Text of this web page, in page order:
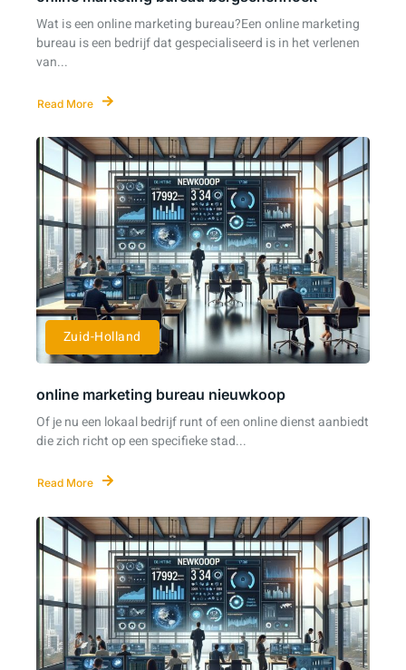
Wat is een online marketing bureau?Een online marketing
bureau is een bedrijf dat gespecialiseerd is in het verlenen
van...
Read More
Zuid-Holland
online marketing bureau nieuwkoop
Of je nu een lokaal bedrijf runt of een online dienst aanbiedt
die zich richt op een specifieke stad...
Read More